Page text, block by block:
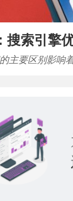
搜索引擎
主要区别影响